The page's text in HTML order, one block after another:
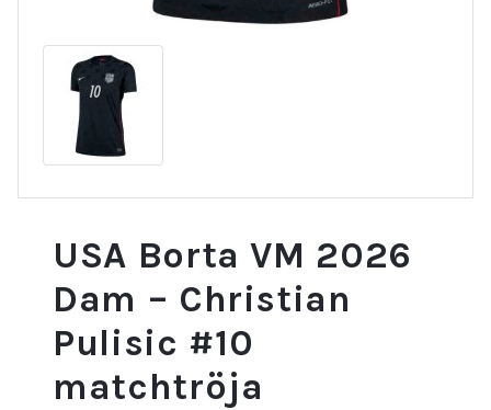
USA Borta VM 2026
Dam – Christian
Pulisic #10
matchtröja